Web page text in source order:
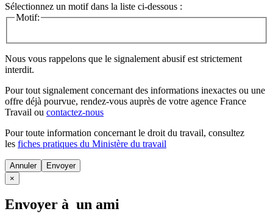
Sélectionnez un motif dans la liste ci-dessous :
Motif:
Nous vous rappelons que le signalement abusif est strictement
interdit.
Pour tout signalement concernant des informations inexactes ou une
offre déjà pourvue, rendez-vous auprès de votre agence France
Travail ou contactez-nous
Pour toute information concernant le droit du travail, consultez
les fiches pratiques du Ministère du travail
Annuler
×
Envoyer à un ami